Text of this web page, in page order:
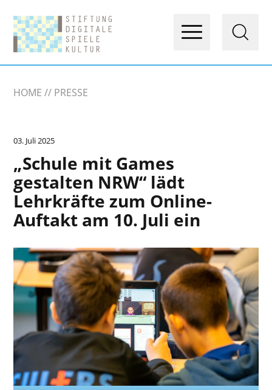
HOME PRESSE
03. Juli 2025
„Schule mit Games
gestalten NRW“ lädt
Lehrkräfte zum Online-
Auftakt am 10. Juli ein